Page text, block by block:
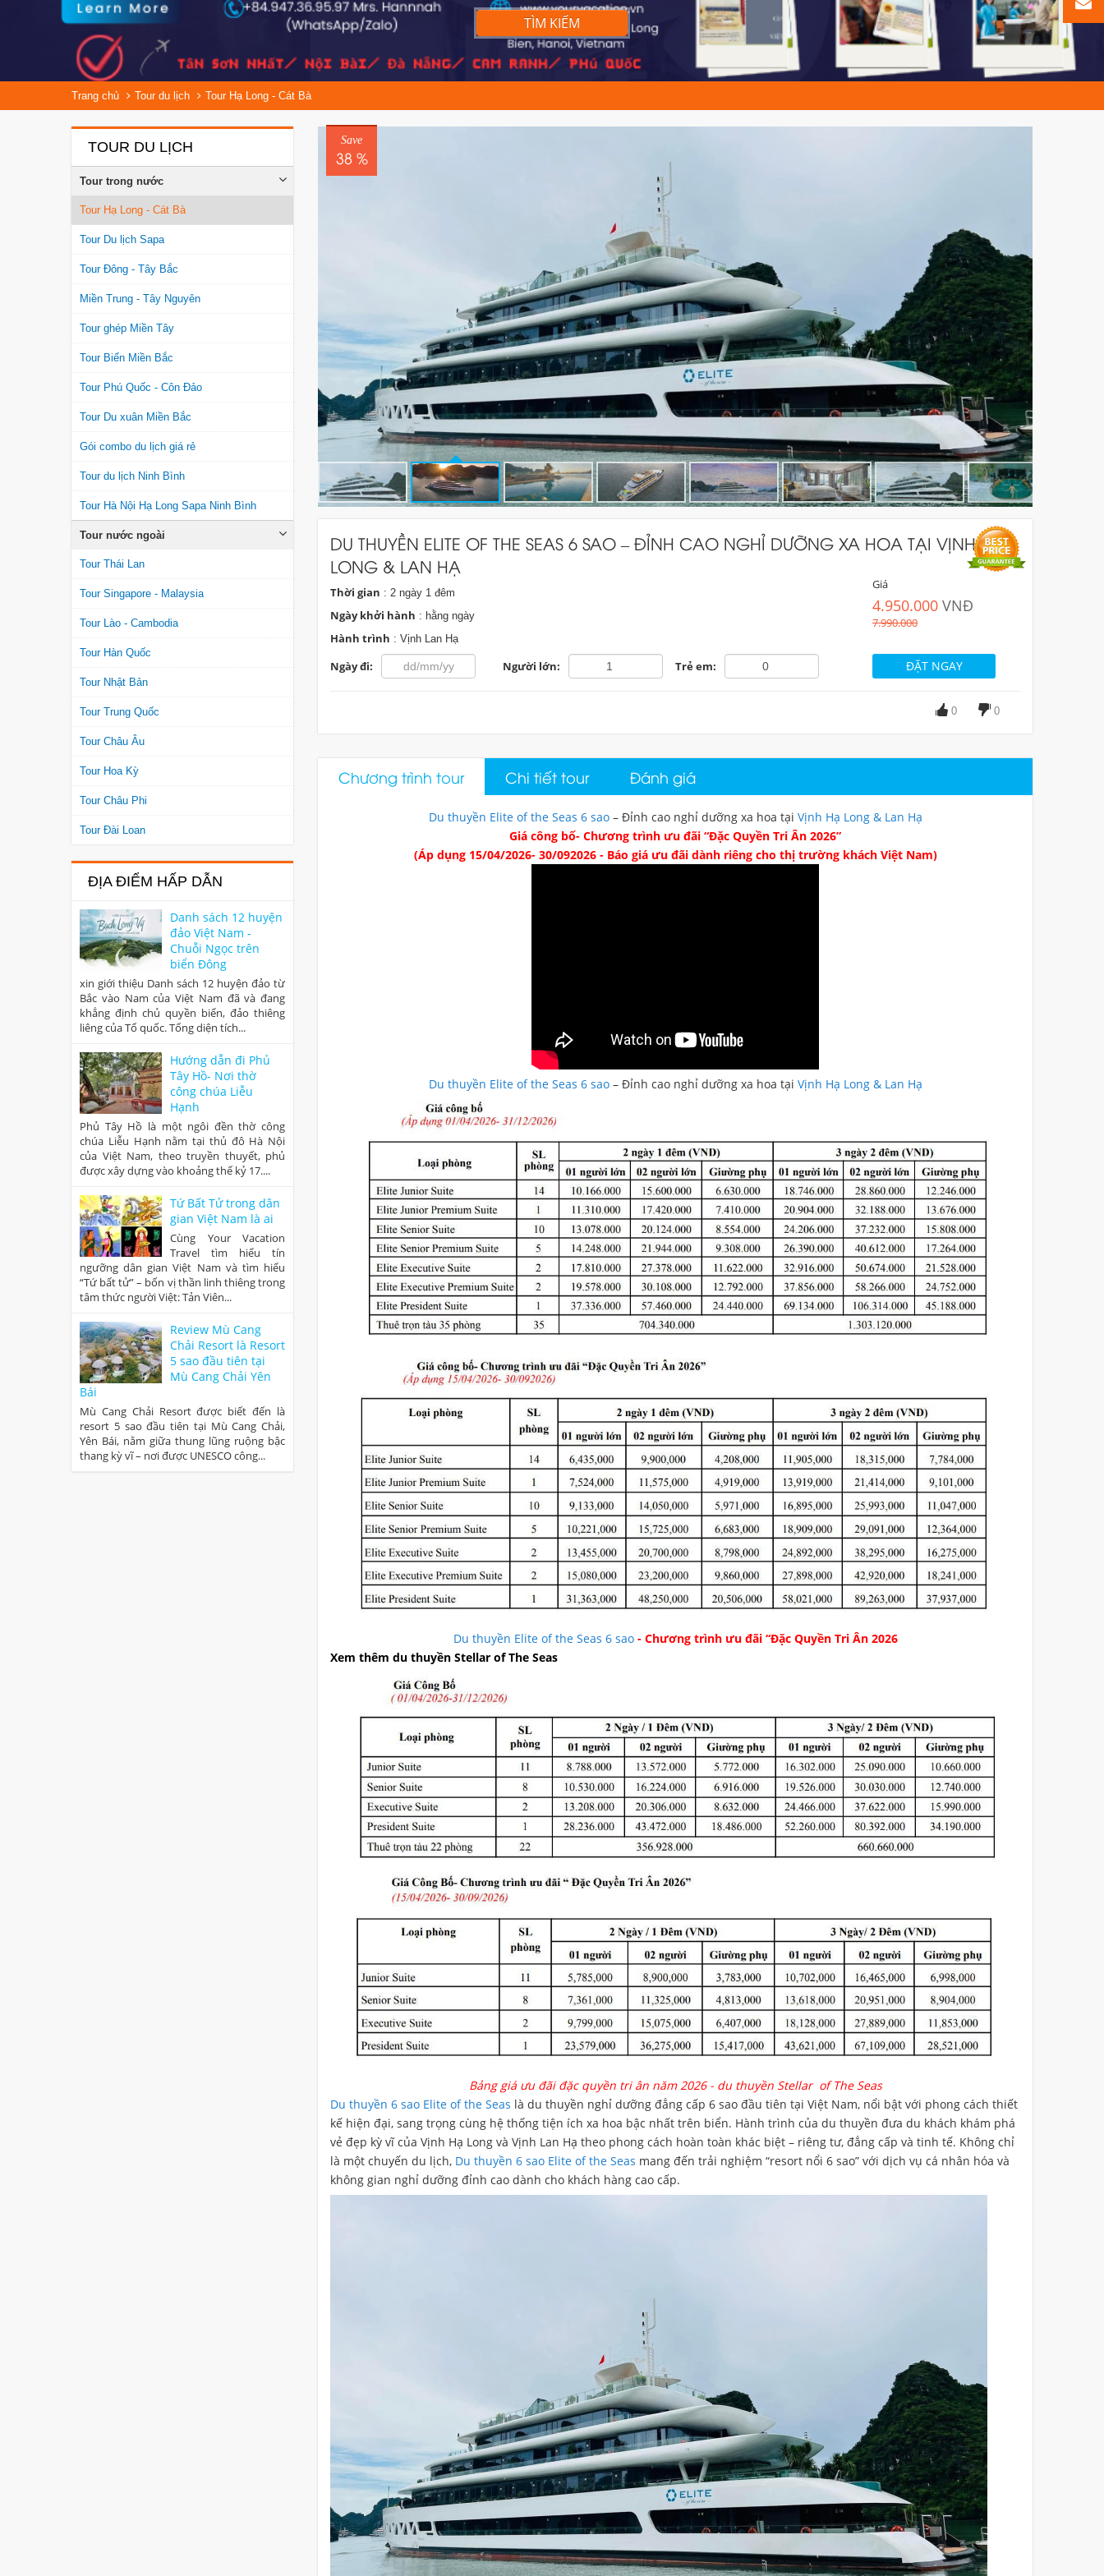
TÌM KIẾM
Trang chủ Tour du lịch Tour Hạ Long - Cát Bà
TOUR DU LỊCH
Tour trong nước
Tour Hạ Long - Cát Bà
Tour Du lịch Sapa
Tour Đông - Tây Bắc
Miền Trung - Tây Nguyên
Tour ghép Miền Tây
Tour Biển Miền Bắc
Tour Phú Quốc - Côn Đảo
Tour Du xuân Miền Bắc
Gói combo du lịch giá rẻ
Tour du lịch Ninh Bình
Tour Hà Nội Hạ Long Sapa Ninh Bình
Tour nước ngoài
Tour Thái Lan
Tour Singapore - Malaysia
Tour Lào - Cambodia
Tour Hàn Quốc
Tour Nhật Bản
Tour Trung Quốc
Tour Châu Âu
Tour Hoa Kỳ
Tour Châu Phi
Tour Đài Loan
ĐỊA ĐIỂM HẤP DẪN
Danh sách 12 huyện
đảo Việt Nam -
Chuỗi Ngọc trên
biển Đông
xin giới thiệu Danh sách 12 huyện đảo từ
Bắc vào Nam của Việt Nam đã và đang
khẳng định chủ quyền biển, đảo thiêng
liêng của Tổ quốc. Tổng diện tích...
Hướng dẫn đi Phủ
Tây Hồ- Nơi thờ
công chúa Liễu
Hạnh
Phủ Tây Hồ là một ngôi đền thờ công
chúa Liễu Hạnh nằm tại thủ đô Hà Nội
của Việt Nam, theo truyền thuyết, phủ
được xây dựng vào khoảng thế kỷ 17....
Tứ Bất Tử trong dân
gian Việt Nam là ai
Cùng Your Vacation
Travel tìm hiểu tín
ngưỡng dân gian Việt Nam và tìm hiểu
“Tứ bất tử” – bốn vị thần linh thiêng trong
tâm thức người Việt: Tản Viên...
Review Mù Cang
Chải Resort là Resort
5 sao đầu tiên tại
Mù Cang Chải Yên
Bái
Mù Cang Chải Resort được biết đến là
resort 5 sao đầu tiên tại Mù Cang Chải,
Yên Bái, nằm giữa thung lũng ruộng bậc
thang kỳ vĩ – nơi được UNESCO công...
Save
38 %
DU THUYỀN ELITE OF THE SEAS 6 SAO – ĐỈNH CAO NGHỈ DƯỠNG XA HOA TẠI VỊNH HẠ
LONG & LAN HẠ
Thời gian : 2 ngày 1 đêm
Ngày khởi hành : hằng ngày
Hành trình : Vịnh Lan Hạ
Giá
4.950.000 VNĐ
7.990.000
Ngày đi: Người lớn: Trẻ em:
0
0
Chương trình tour Chi tiết tour Đánh giá
Du thuyền Elite of the Seas 6 sao– Đỉnh cao nghỉ dưỡng xa hoa tại Vịnh Hạ Long & Lan Hạ
Giá công bố- Chương trình ưu đãi “Đặc Quyền Tri Ân 2026”
(Áp dụng 15/04/2026- 30/092026 - Báo giá ưu đãi dành riêng cho thị trường khách Việt Nam)
Du thuyền Elite of the Seas 6 sao– Đỉnh cao nghỉ dưỡng xa hoa tại Vịnh Hạ Long & Lan Hạ
Du thuyền Elite of the Seas 6 sao - Chương trình ưu đãi “Đặc Quyền Tri Ân 2026
Xem thêm du thuyền Stellar of The Seas
Bảng giá ưu đãi đặc quyền tri ân năm 2026 - du thuyền Stellar of The Seas
Du thuyền 6 sao Elite of the Seas là du thuyền nghỉ dưỡng đẳng cấp 6 sao đầu tiên tại Việt Nam, nổi bật với phong cách thiết
kế hiện đại, sang trọng cùng hệ thống tiện ích xa hoa bậc nhất trên biển. Hành trình của du thuyền đưa du khách khám phá
vẻ đẹp kỳ vĩ của Vịnh Hạ Long và Vịnh Lan Hạ theo phong cách hoàn toàn khác biệt – riêng tư, đẳng cấp và tinh tế. Không chỉ
là một chuyến du lịch, Du thuyền 6 sao Elite of the Seas mang đến trải nghiệm “resort nổi 6 sao” với dịch vụ cá nhân hóa và
không gian nghỉ dưỡng đỉnh cao dành cho khách hàng cao cấp.